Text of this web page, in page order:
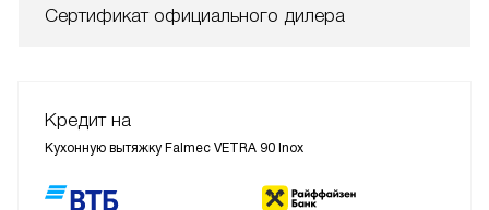
Сертификат официального дилера
Кредит на
Кухонную вытяжку Falmec VETRA 90 Inox